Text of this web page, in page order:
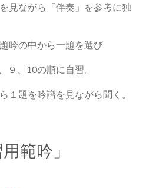
見ながら「伴奏」を参考に独
吟の中から一題を選び
10の順に自習。
１題を吟譜を見ながら聞く。
範吟」